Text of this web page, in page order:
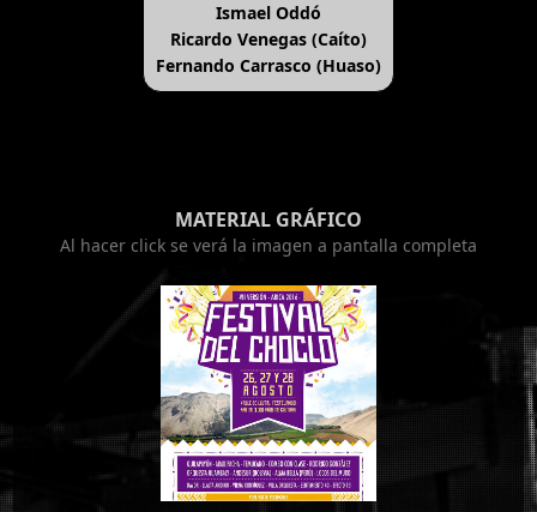
Ismael Oddó
Ricardo Venegas (Caíto)
Fernando Carrasco (Huaso)
MATERIAL GRÁFICO
Al hacer click se verá la imagen a pantalla completa